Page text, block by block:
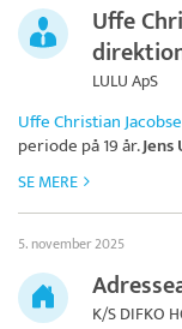
Uffe
LULU ApS
Uffe Christian
periode på 19 år.
SE MERE
5. november 2025
K/S DIFKO